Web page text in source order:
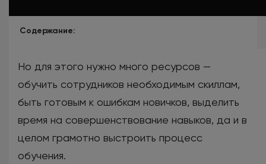
Содержание:
Но для этого нужно много ресурсов —
обучить сотрудников необходимым скиллам,
быть готовым к ошибкам новичков, выделить
время на совершенствование навыков, да и в
целом грамотно выстроить процесс
обучения.